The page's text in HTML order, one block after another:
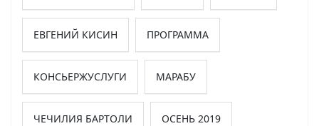
ЕВГЕНИЙ КИСИН ПРОГРАММА
КОНСЬЕРЖУСЛУГИ МАРАБУ
ЧЕЧИЛИЯ БАРТОЛИ ОСЕНЬ 2019